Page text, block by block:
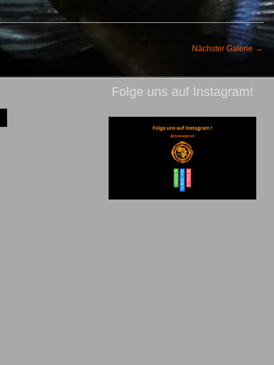
Nächster Galerie →
Folge uns auf Instagram!